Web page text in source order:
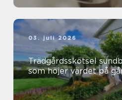
03. juli 2026
Trädgårdsskötsel
som höjer värdet på